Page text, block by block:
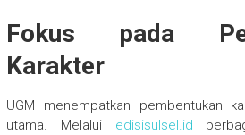
Fokus pada
Karakter
UGM menempatkan pembentukan
utama. Melalui edisisulsel.id